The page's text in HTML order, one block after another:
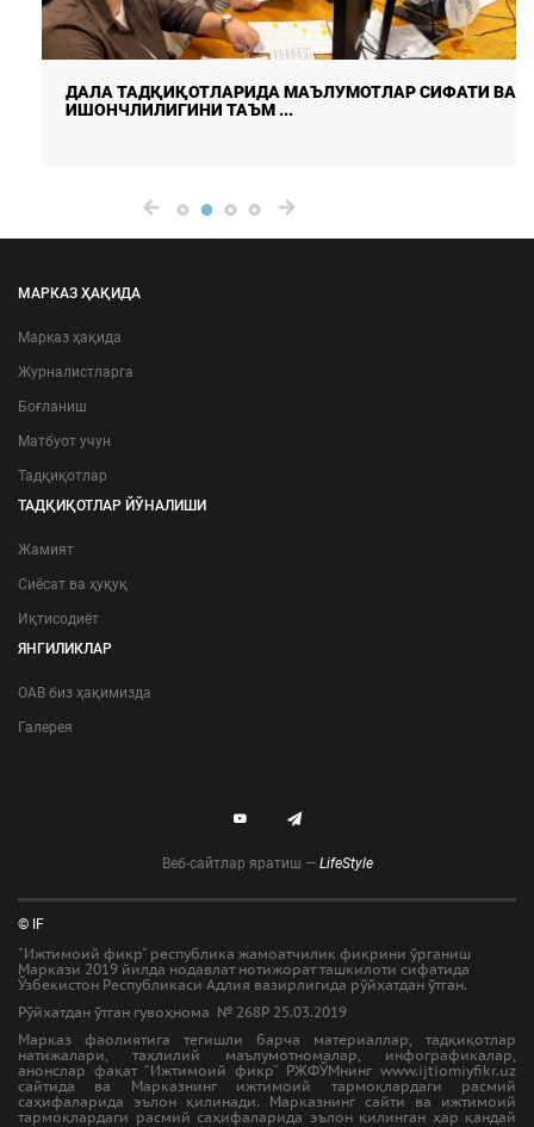
ДАЛА ТАДҚИҚОТЛАРИДА МАЪЛУМОТЛАР СИФАТИ ВА
ИШОНЧЛИЛИГИНИ ТАЪМ ...
МАРКАЗ ҲАҚИДА
Марказ ҳақида
Журналистларга
Боғланиш
Матбуот учун
Тадқиқотлар
ТАДҚИҚОТЛАР ЙЎНАЛИШИ
Жамият
Сиёсат ва ҳуқуқ
Иқтисодиёт
ЯНГИЛИКЛАР
ОАВ биз ҳақимизда
Галерея
Веб-сайтлар яратиш — LifeStyle
© IF
"Ижтимоий фикр" республика жамоатчилик фикрини ўрганиш
Маркази 2019 йилда нодавлат нотижорат ташкилоти сифатида
Ўзбекистон Республикаси Адлия вазирлигида рўйхатдан ўтган.
Рўйхатдан ўтган гувоҳнома № 268Р 25.03.2019
Марказ фаолиятига тегишли барча материаллар, тадқиқотлар
натижалари, таҳлилий маълумотномалар, инфографикалар,
анонслар фақат “Ижтимоий фикр” РЖФЎМнинг www.ijtiomiyfikr.uz
сайтида ва Марказнинг ижтимоий тармоқлардаги расмий
саҳифаларида эълон қилинади. Марказнинг сайти ва ижтимоий
тармоқлардаги расмий саҳифаларида эълон қилинган ҳар қандай